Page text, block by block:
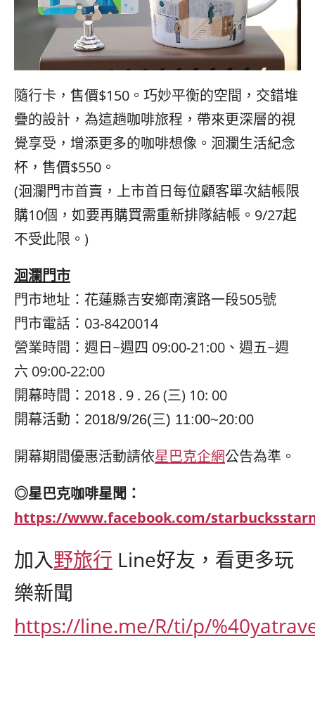
隨行卡，售價$150 。巧妙平衡的空間，交錯堆
疊的設計，為這趟咖啡旅程，帶來更深層的視
覺享受，增添更多的咖啡想像。洄瀾生活紀念
杯，售價$550 。
(洄瀾門市首賣，上市首日每位顧客單次結帳限
購10個，如要再購買需重新排隊結帳。 9/27起
不受此限。 )
洄瀾門市
門市地址：花蓮縣吉安鄉南濱路一段505號
門市電話： 03-8420014
營業時間：週日~週四 09:00-21:00 、週五~週
六 09:00-22:00
開幕時間： 2018 . 9 . 26 (三) 10: 00
開幕活動： 2018/9/26(三) 11:00~20:00
開幕期間優惠活動請依星巴克企網公告為準。
◎星巴克咖啡星聞：
https://www.facebook.com/
加入野旅行 Line好友，看更多玩
樂新聞
https://line.me/R/ti/p/